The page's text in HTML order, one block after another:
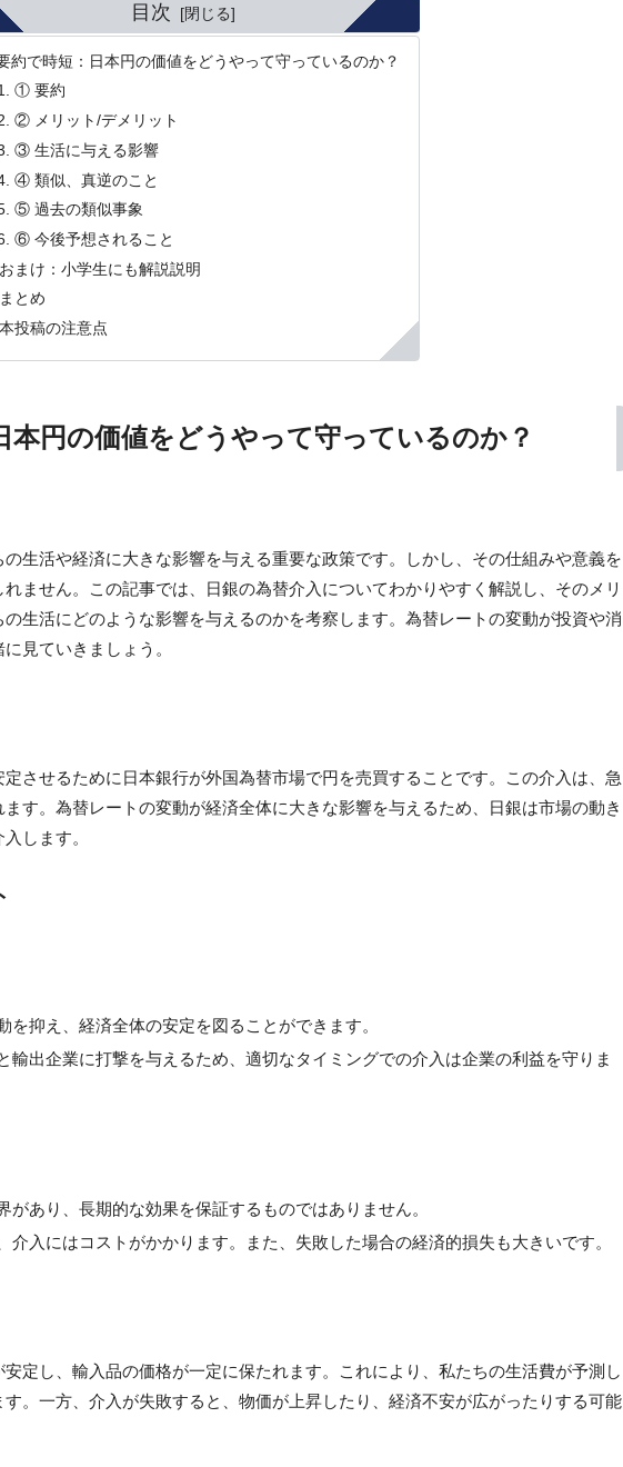
目次
約で時短：日本円の価値をどうやって守っているのか？
① 要約
② メリット/デメリット
③ 生活に与える影響
④ 類似、真逆のこと
⑤ 過去の類似事象
⑥ 今後予想されること
おまけ：小学生にも解説説明
まとめ
本投稿の注意点
本円の価値をどうやって守っているのか？
生活や経済に大きな影響を与える重要な政策です。しかし、その仕組みや意義を
ません。この記事では、日銀の為替介入についてわかりやすく解説し、そのメリ
生活にどのような影響を与えるのかを考察します。為替レートの変動が投資や消
見ていきましょう。
させるために日本銀行が外国為替市場で円を売買することです。この介入は、急
す。為替レートの変動が経済全体に大きな影響を与えるため、日銀は市場の動き
します。
を抑え、経済全体の安定を図ることができます。
輸出企業に打撃を与えるため、適切なタイミングでの介入は企業の利益を守りま
があり、長期的な効果を保証するものではありません。
介入にはコストがかかります。また、失敗した場合の経済的損失も大きいです。
定し、輸入品の価格が一定に保たれます。これにより、私たちの生活費が予測し
。一方、介入が失敗すると、物価が上昇したり、経済不安が広がったりする可能